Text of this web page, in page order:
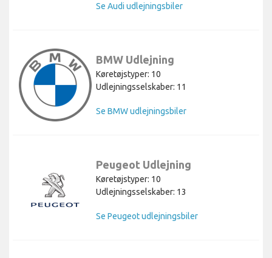
Se Audi udlejningsbiler
BMW Udlejning
Køretøjstyper: 10
Udlejningsselskaber: 11
Se BMW udlejningsbiler
Peugeot Udlejning
Køretøjstyper: 10
Udlejningsselskaber: 13
Se Peugeot udlejningsbiler